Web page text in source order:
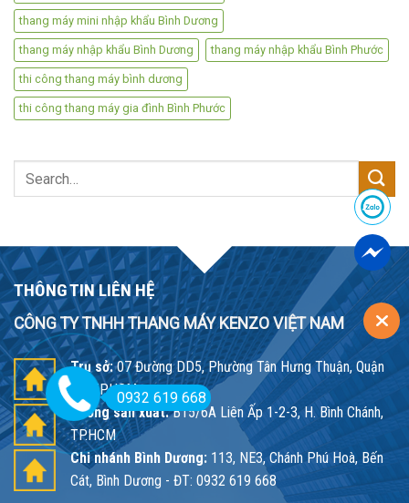
thang máy mini nhập khẩu Bình Dương
thang máy nhập khẩu Bình Dương thang máy nhập khẩu Bình Phước
thi công thang máy bình dương
thi công thang máy gia đình Bình Phước
Search
THÔNG TIN LIÊN HỆ
CÔNG TY TNHH THANG MÁY KENZO VIỆT NAM
Trụ sở:07 Đường DD5, Phường Tân Hưng Thuận, Quận
12, TP.HCM
Xưởng sản xuất:B15/6A Liên Ấp 1-2-3, H. Bình Chánh,
TP.HCM
Chi nhánh Bình Dương: 113, NE3, Chánh Phú Hoà, Bến
Cát, Bình Dương - ĐT: 0932 619 668
0932 619 668